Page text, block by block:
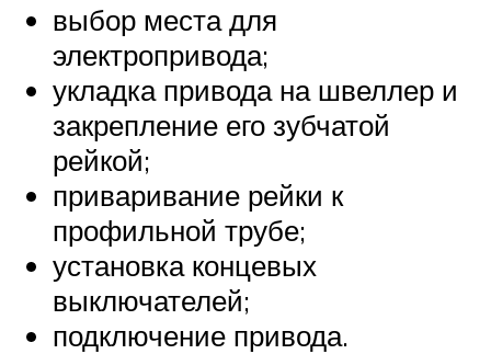
выбор места для
электропривода;
укладка привода на швеллер и
закрепление его зубчатой
рейкой;
приваривание рейки к
профильной трубе;
установка концевых
выключателей;
подключение привода.